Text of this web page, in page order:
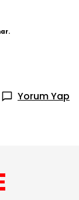
Yorum Yap